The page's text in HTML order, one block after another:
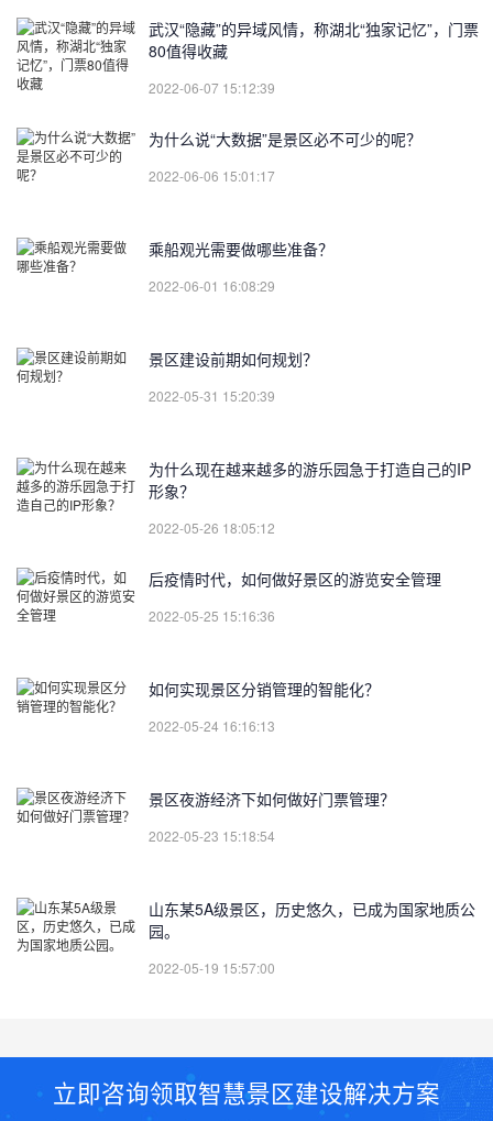
武汉“隐藏”的异域风情，称湖北“独家记忆”，门票
80值得收藏
2022-06-07 15:12:39
为什么说“大数据”是景区必不可少的呢？
2022-06-06 15:01:17
乘船观光需要做哪些准备？
2022-06-01 16:08:29
景区建设前期如何规划？
2022-05-31 15:20:39
为什么现在越来越多的游乐园急于打造自己的IP
形象？
2022-05-26 18:05:12
后疫情时代，如何做好景区的游览安全管理
2022-05-25 15:16:36
如何实现景区分销管理的智能化？
2022-05-24 16:16:13
景区夜游经济下如何做好门票管理？
2022-05-23 15:18:54
山东某5A级景区，历史悠久，已成为国家地质公
园。
2022-05-19 15:57:00
立即咨询领取智慧景区建设解决方案